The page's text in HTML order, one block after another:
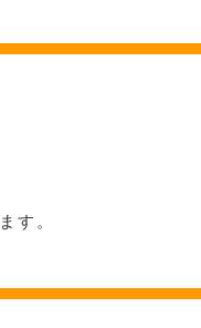
す。